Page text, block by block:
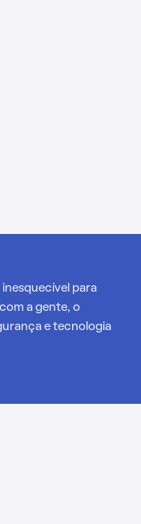
para
a gente, o
e tecnologia